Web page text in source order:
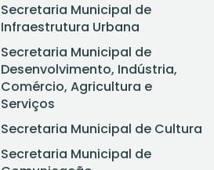
Secretaria Municipal de
Infraestrutura Urbana
Secretaria Municipal de
Desenvolvimento, Indústria,
Comércio, Agricultura e
Serviços
Secretaria Municipal de Cultura
Secretaria Municipal de